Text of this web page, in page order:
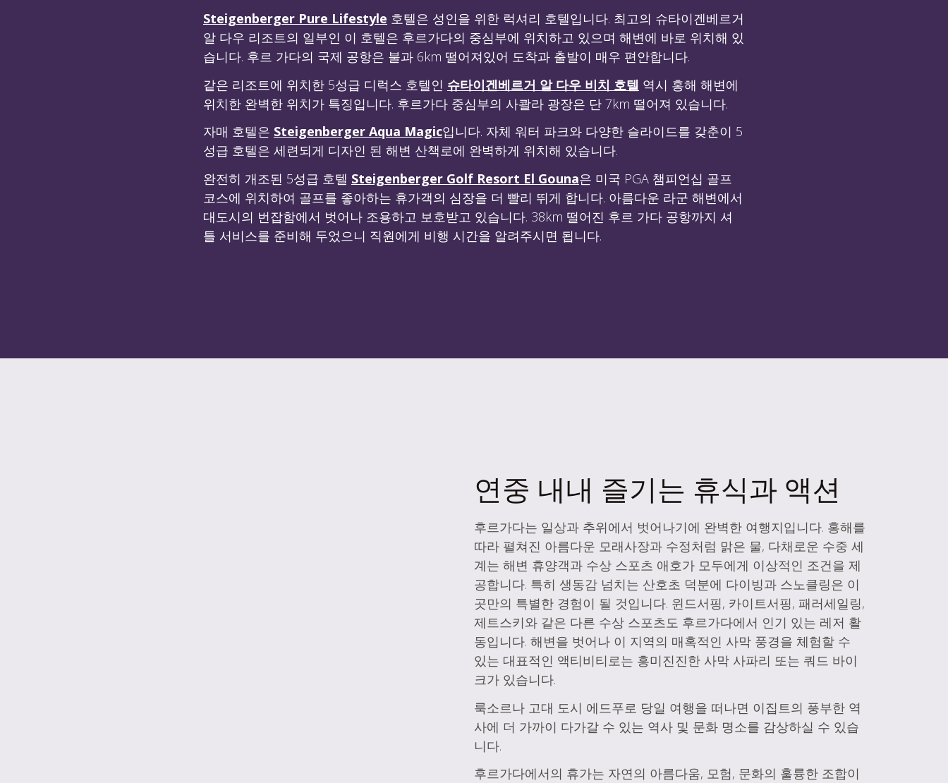
Steigenberger Pure Lifestyle 호텔은 성인을 위한 럭셔리 호텔입니다. 최고의 슈타이겐베르거
알 다우 리조트의 일부인 이 호텔은 후르가다의 중심부에 위치하고 있으며 해변에 바로 위치해 있
습니다. 후르 가다의 국제 공항은 불과 6km 떨어져있어 도착과 출발이 매우 편안합니다.
같은 리조트에 위치한 5성급 디럭스 호텔인 슈타이겐베르거 알 다우 비치 호텔 역시 홍해 해변에
위치한 완벽한 위치가 특징입니다. 후르가다 중심부의 사콸라 광장은 단 7km 떨어져 있습니다.
자매 호텔은 Steigenberger Aqua Magic입니다. 자체 워터 파크와 다양한 슬라이드를 갖춘이 5
성급 호텔은 세련되게 디자인 된 해변 산책로에 완벽하게 위치해 있습니다.
완전히 개조된 5성급 호텔 Steigenberger Golf Resort El Gouna은 미국 PGA 챔피언십 골프
코스에 위치하여 골프를 좋아하는 휴가객의 심장을 더 빨리 뛰게 합니다. 아름다운 라군 해변에서
대도시의 번잡함에서 벗어나 조용하고 보호받고 있습니다. 38km 떨어진 후르 가다 공항까지 셔
틀 서비스를 준비해 두었으니 직원에게 비행 시간을 알려주시면 됩니다.
연중 내내 즐기는 휴식과 액션
후르가다는 일상과 추위에서 벗어나기에 완벽한 여행지입니다. 홍해를
따라 펼쳐진 아름다운 모래사장과 수정처럼 맑은 물, 다채로운 수중 세
계는 해변 휴양객과 수상 스포츠 애호가 모두에게 이상적인 조건을 제
공합니다. 특히 생동감 넘치는 산호초 덕분에 다이빙과 스노클링은 이
곳만의 특별한 경험이 될 것입니다. 윈드서핑, 카이트서핑, 패러세일링,
제트스키와 같은 다른 수상 스포츠도 후르가다에서 인기 있는 레저 활
동입니다. 해변을 벗어나 이 지역의 매혹적인 사막 풍경을 체험할 수
있는 대표적인 액티비티로는 흥미진진한 사막 사파리 또는 쿼드 바이
크가 있습니다.
룩소르나 고대 도시 에드푸로 당일 여행을 떠나면 이집트의 풍부한 역
사에 더 가까이 다가갈 수 있는 역사 및 문화 명소를 감상하실 수 있습
니다.
후르가다에서의 휴가는 자연의 아름다움, 모험, 문화의 훌륭한 조합이